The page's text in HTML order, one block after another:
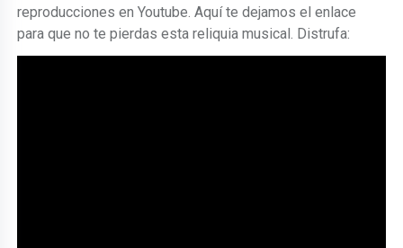
reproducciones en Youtube. Aquí te dejamos el enlace
para que no te pierdas esta reliquia musical. Distrufa: